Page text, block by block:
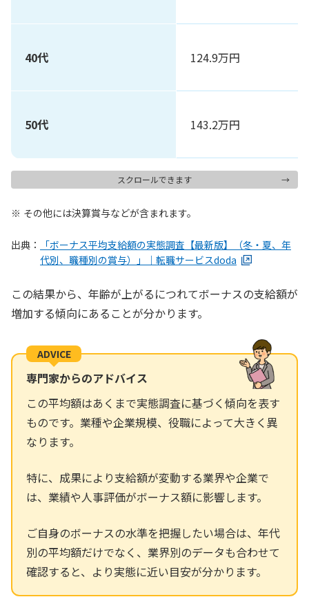
40代 124.9万円
50代 143.2万円
スクロールできます
その他には決算賞与などが含まれます。
出典：
「ボーナス平均支給額の実態調査【最新版】（冬・夏、年
代別、職種別の賞与）」｜転職サービスdoda
この結果から、年齢が上がるにつれてボーナスの支給額が
増加する傾向にあることが分かります。
ADVICE
専門家からのアドバイス
この平均額はあくまで実態調査に基づく傾向を表す
ものです。業種や企業規模、役職によって大きく異
なります。
特に、成果により支給額が変動する業界や企業で
は、業績や人事評価がボーナス額に影響します。
ご自身のボーナスの水準を把握したい場合は、年代
別の平均額だけでなく、業界別のデータも合わせて
確認すると、より実態に近い目安が分かります。